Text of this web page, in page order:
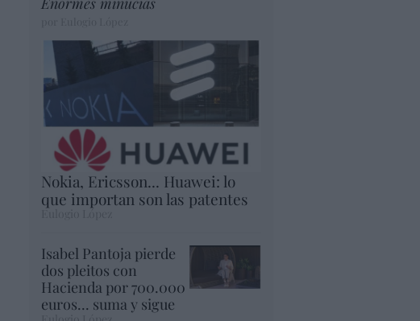
Nokia, Ericsson... Huawei: lo
que importan son las patentes
Eulogio López
Isabel Pantoja pierde
dos pleitos con
Hacienda por 700.000
euros... suma y sigue